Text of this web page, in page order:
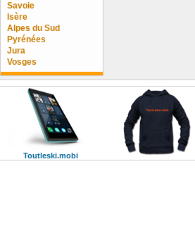
Savoie
Isère
Alpes du Sud
Pyrénées
Jura
Vosges
Toutleski.mobi